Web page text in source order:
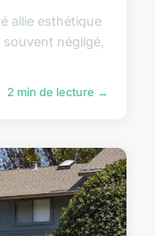
allie esthétique
souvent négligé,
2 min de lecture →